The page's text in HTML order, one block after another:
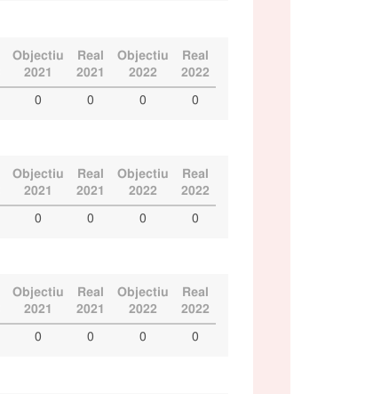
Objectiu
2021
Real
2021
Objectiu
2022
Real
2022
0 0 0 0
Objectiu
2021
Real
2021
Objectiu
2022
Real
2022
0 0 0 0
Objectiu
2021
Real
2021
Objectiu
2022
Real
2022
0 0 0 0